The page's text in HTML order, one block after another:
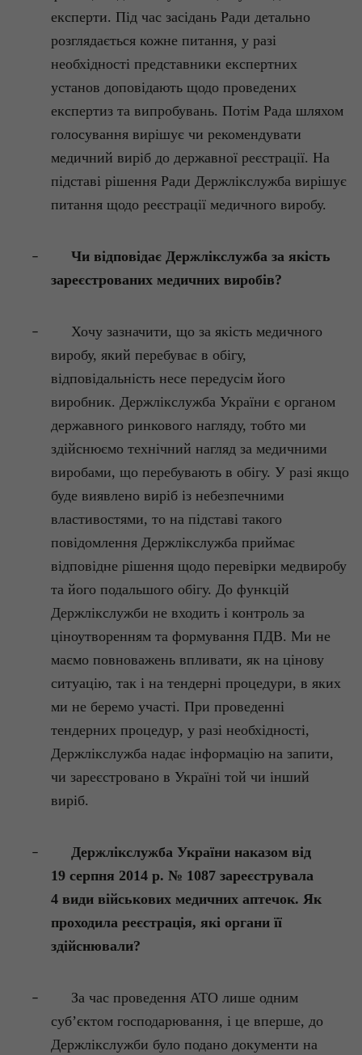
експерти. Під час засідань Ради детально
розглядається кожне питання, у разі
необхідності представники експертних
установ доповідають щодо проведених
експертиз та випробувань. Потім Рада шляхом
голосування вирішує чи рекомендувати
медичний виріб до державної реєстрації. На
підставі рішення Ради Держлікслужба вирішує
питання щодо реєстрації медичного виробу.
– Чи відповідає Держлікслужба за якість
зареєстрованих медичних виробів?
–
Хочу зазначити, що за якість медичного
виробу, який перебуває в обігу,
відповідальність несе передусім його
виробник. Держлікслужба України є органом
державного ринкового нагляду, тобто ми
здійснюємо технічний нагляд за медичними
виробами, що перебувають в обігу. У разі якщо
буде виявлено виріб із небезпечними
властивостями, то на підставі такого
повідомлення Держлікслужба приймає
відповідне рішення щодо перевірки медвиробу
та його подальшого обігу. До функцій
Держлікслужби не входить і контроль за
ціноутворенням та формування ПДВ. Ми не
маємо повноважень впливати, як на цінову
ситуацію, так і на тендерні процедури, в яких
ми не беремо участі. При проведенні
тендерних процедур, у разі необхідності,
Держлікслужба надає інформацію на запити,
чи зареєстровано в Україні той чи інший
виріб.
– Держлікслужба України наказом від
19 серпня 2014 р. № 1087 зареєструвала
4 види військових медичних аптечок. Як
проходила реєстрація, які органи її
здійснювали?
–
За час проведення АТО лише одним
суб’єктом господарювання, і це вперше, до
Держлікслужби було подано документи на